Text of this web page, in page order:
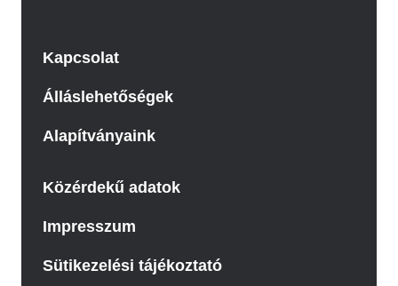
Kapcsolat
Álláslehetőségek
Alapítványaink
Közérdekű adatok
Impresszum
Sütikezelési tájékoztató